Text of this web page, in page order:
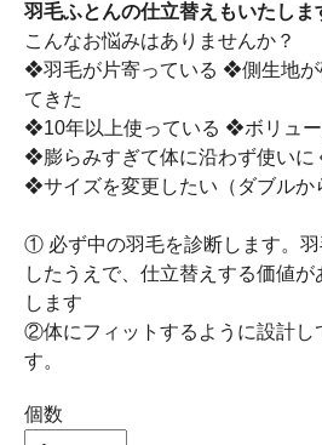
羽毛ふとんの仕立替えもいたしま
こんなお悩みはありませんか？
❖羽毛が片寄っている ❖側生地が
てきた
❖10年以上使っている ❖ボリュー
❖膨らみすぎて体に沿わず使いに
❖サイズを変更したい（ダブルか
① 必ず中の羽毛を診断します。
したうえで、仕立替えする価値が
します
②体にフィットするように設計し
す。
個数